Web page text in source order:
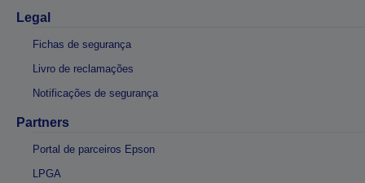
Legal
Fichas de segurança
Livro de reclamações
Notificações de segurança
Partners
Portal de parceiros Epson
LPGA